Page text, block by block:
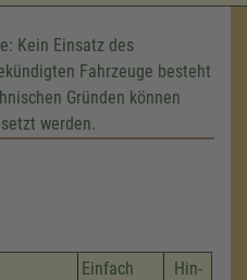
Kein Einsatz des
Fahrzeuge besteht
Gründen können
werden.
Einfach
Hin-